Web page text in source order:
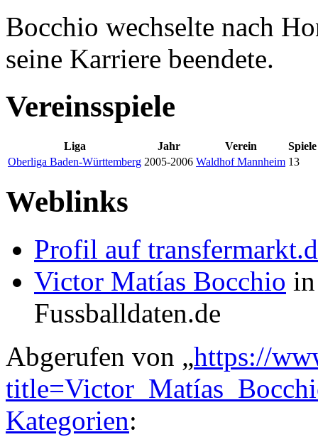
Bocchio wechselte nach
seine Karriere beendete.
Vereinsspiele
Liga Jahr Verein
Spiele
Oberliga Baden-Württemberg 2005-2006 Waldhof Mannheim 13
Weblinks
Profil auf
Victor Matías Bocchio
Fussballdaten.de
Abgerufen von „https://
Kategorien: